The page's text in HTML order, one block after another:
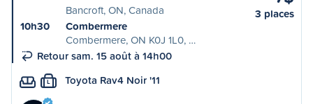
Bancroft, ON, Canada
10h30
Combermere
Combermere, ON K0J 1L0, …
Retour sam. 15 août à 14h00
3 places
L Toyota Rav4 Noir '11